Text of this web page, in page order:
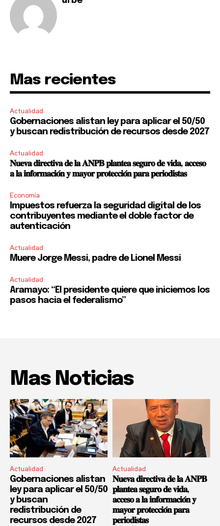
Mas recientes
Actualidad
Gobernaciones alistan ley para aplicar el 50/50
y buscan redistribución de recursos desde 2027
Actualidad
𝐍𝐮𝐞𝐯𝐚 𝐝𝐢𝐫𝐞𝐜𝐭𝐢𝐯𝐚 𝐝𝐞 𝐥𝐚 𝐀𝐍𝐏𝐁 𝐩𝐥𝐚𝐧𝐭𝐞𝐚 𝐬𝐞𝐠𝐮𝐫𝐨 𝐝𝐞 𝐯𝐢𝐝𝐚, 𝐚𝐜𝐜𝐞𝐬𝐨
𝐚 𝐥𝐚 𝐢𝐧𝐟𝐨𝐫𝐦𝐚𝐜𝐢𝐨́𝐧 𝐲 𝐦𝐚𝐲𝐨𝐫 𝐩𝐫𝐨𝐭𝐞𝐜𝐜𝐢𝐨́𝐧 𝐩𝐚𝐫𝐚 𝐩𝐞𝐫𝐢𝐨𝐝𝐢𝐬𝐭𝐚𝐬
Economía
Impuestos refuerza la seguridad digital de los
contribuyentes mediante el doble factor de
autenticación
Actualidad
Muere Jorge Messi, padre de Lionel Messi
Actualidad
Aramayo: “El presidente quiere que iniciemos los
pasos hacia el federalismo”
Mas Noticias
Actualidad
Gobernaciones alistan
ley para aplicar el 50/50
y buscan
redistribución de
recursos desde 2027
Actualidad
𝐍𝐮𝐞𝐯𝐚 𝐝𝐢𝐫𝐞𝐜𝐭𝐢𝐯𝐚 𝐝𝐞 𝐥𝐚 𝐀𝐍𝐏𝐁
𝐩𝐥𝐚𝐧𝐭𝐞𝐚 𝐬𝐞𝐠𝐮𝐫𝐨 𝐝𝐞 𝐯𝐢𝐝𝐚,
𝐚𝐜𝐜𝐞𝐬𝐨 𝐚 𝐥𝐚 𝐢𝐧𝐟𝐨𝐫𝐦𝐚𝐜𝐢𝐨́𝐧 𝐲
𝐦𝐚𝐲𝐨𝐫 𝐩𝐫𝐨𝐭𝐞𝐜𝐜𝐢𝐨́𝐧 𝐩𝐚𝐫𝐚
𝐩𝐞𝐫𝐢𝐨𝐝𝐢𝐬𝐭𝐚𝐬